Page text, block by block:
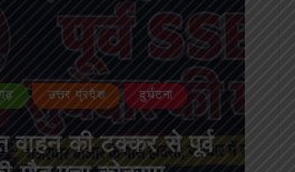
उत्तर प्रदेश दुर्घटना
वाहन की टक्कर से पूर्व